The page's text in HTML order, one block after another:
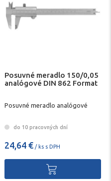
Posuvné meradlo 150/0,05
analógové DIN 862 Format
Posuvné meradlo analógové
do 10 pracovných dní
24,64 € / ks s DPH